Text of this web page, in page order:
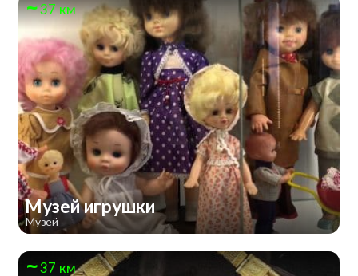
37 км
Музей игрушки
Музей
37 км